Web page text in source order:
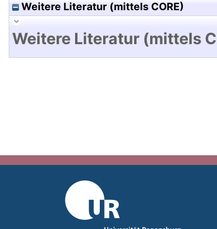
Weitere Literatur (mittels CORE)
Weitere Literatur (mittels